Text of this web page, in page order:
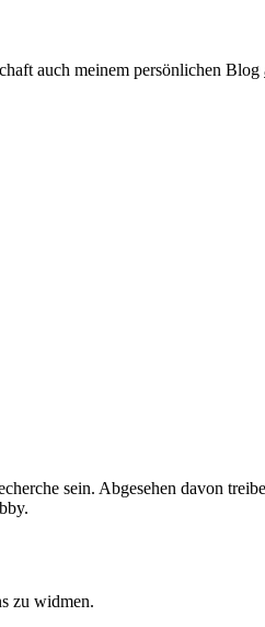
auch meinem persönlichen Blog
sein. Abgesehen davon
zu widmen.